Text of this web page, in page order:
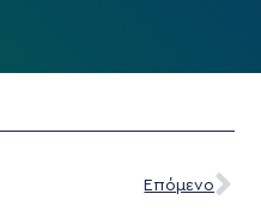
Επόμενο